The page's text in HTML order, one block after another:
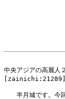
中央アジアの高麗人
[zainichi:21289]
半月城です。今回